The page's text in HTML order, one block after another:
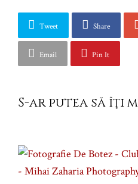
Tweet Share
Email Pin It
S-ar putea să îţi